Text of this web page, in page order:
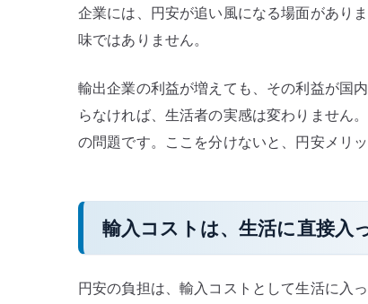
企業には、円安が追い風になる場面があり
味ではありません。
輸出企業の利益が増えても、その利益が国
らなければ、生活者の実感は変わりません
の問題です。ここを分けないと、円安メリ
輸入コストは、生活に直接入
円安の負担は、輸入コストとして生活に入